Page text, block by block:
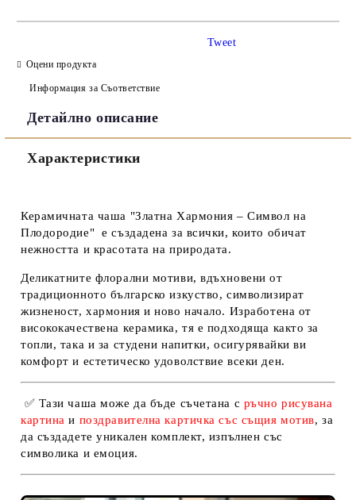
Ние ще се свържем с вас в рамките на работния ден.
Tweet
Оцени продукта
Информация за Съответствие
Детайлно описание
Характеристики
Керамичната чаша "Златна Хармония – Символ на
Плодородие" е създадена за всички, които обичат
нежността и красотата на природата.
Деликатните флорални мотиви, вдъхновени от
традиционното българско изкуство, символизират
жизненост, хармония и ново начало. Изработена от
висококачествена керамика, тя е подходяща както за
топли, така и за студени напитки, осигурявайки ви
комфорт и естетическо удоволствие всеки ден.
✅ Тази чаша може да бъде съчетана с ръчно рисувана
картина и поздравителна картичка със същия мотив, за
да създадете уникален комплект, изпълнен със
символика и емоция.